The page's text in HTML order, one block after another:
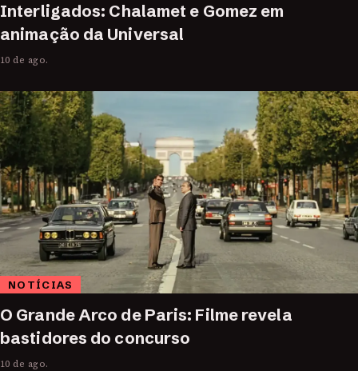
Interligados: Chalamet e Gomez em
animação da Universal
10 de ago.
NOTÍCIAS
O Grande Arco de Paris: Filme revela
bastidores do concurso
10 de ago.